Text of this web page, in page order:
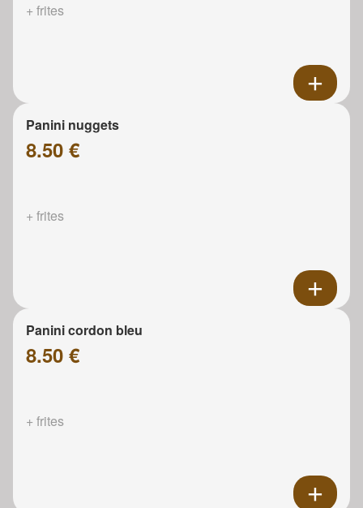
+ frites
Panini nuggets
8.50 €
+ frites
Panini cordon bleu
8.50 €
+ frites